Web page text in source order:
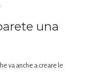
una
va anche a creare le